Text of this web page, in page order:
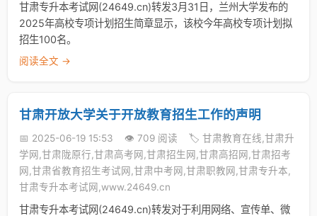
甘肃专升本考试网(24649.cn)转发3月31日，兰州大学发布的
2025年高校专项计划招生简章显示，该校今年高校专项计划拟
招生100名。
阅读全文 →
甘肃开放大学关于开放教育招生工作的声明
📅 2025-06-19 15:53 👁️ 709 阅读
🏷️ 甘肃教育在线,甘肃升
学网,甘肃陇原行,甘肃高考网,甘肃招生网,甘肃高招网,甘肃招考
网,甘肃省教育招生考试网,甘肃中考网,甘肃职教网,甘肃专升本,
甘肃专升本考试网,www.24649.cn
甘肃专升本考试网(24649.cn)转发对于利用网络、宣传单、微